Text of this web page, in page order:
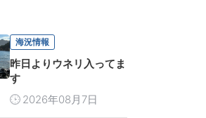
海況情報
昨日よりウネリ入ってま
す
2026年08月7日